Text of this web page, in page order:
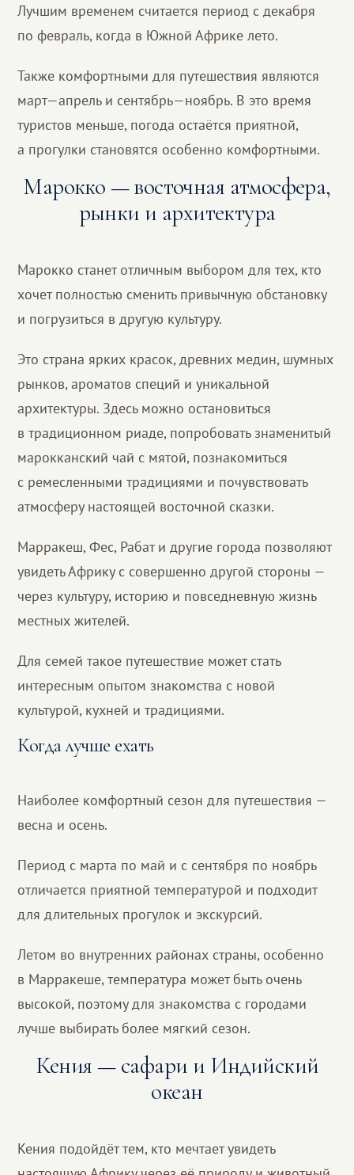
Лучшим временем считается период с декабря
по февраль, когда в Южной Африке лето.
Также комфортными для путешествия являются
март—апрель и сентябрь—ноябрь. В это время
туристов меньше, погода остаётся приятной,
а прогулки становятся особенно комфортными.
Марокко — восточная атмосфера,
рынки и архитектура
Марокко станет отличным выбором для тех, кто
хочет полностью сменить привычную обстановку
и погрузиться в другую культуру.
Это страна ярких красок, древних медин, шумных
рынков, ароматов специй и уникальной
архитектуры. Здесь можно остановиться
в традиционном риаде, попробовать знаменитый
марокканский чай с мятой, познакомиться
с ремесленными традициями и почувствовать
атмосферу настоящей восточной сказки.
Марракеш, Фес, Рабат и другие города позволяют
увидеть Африку с совершенно другой стороны —
через культуру, историю и повседневную жизнь
местных жителей.
Для семей такое путешествие может стать
интересным опытом знакомства с новой
культурой, кухней и традициями.
Когда лучше ехать
Наиболее комфортный сезон для путешествия —
весна и осень.
Период с марта по май и с сентября по ноябрь
отличается приятной температурой и подходит
для длительных прогулок и экскурсий.
Летом во внутренних районах страны, особенно
в Марракеше, температура может быть очень
высокой, поэтому для знакомства с городами
лучше выбирать более мягкий сезон.
Кения — сафари и Индийский
океан
Кения подойдёт тем, кто мечтает увидеть